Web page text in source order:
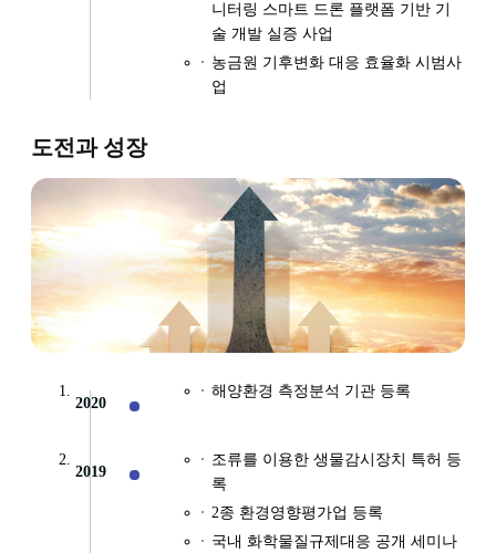
니터링 스마트 드론 플랫폼 기반 기
술 개발 실증 사업
농금원 기후변화 대응 효율화 시범사
업
도전과 성장
2020
해양환경 측정분석 기관 등록
2019
조류를 이용한 생물감시장치 특허 등
록
2종 환경영향평가업 등록
국내 화학물질규제대응 공개 세미나